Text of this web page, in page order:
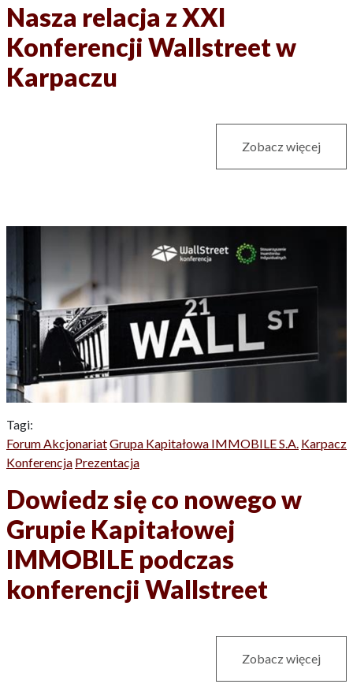
Nasza relacja z XXI
Konferencji Wallstreet w
Karpaczu
Zobacz więcej
Tagi:
Forum AkcjonariatGrupa Kapitałowa IMMOBILE S.A. Karpacz
Konferencja Prezentacja
Dowiedz się co nowego w
Grupie Kapitałowej
IMMOBILE podczas
konferencji Wallstreet
Zobacz więcej